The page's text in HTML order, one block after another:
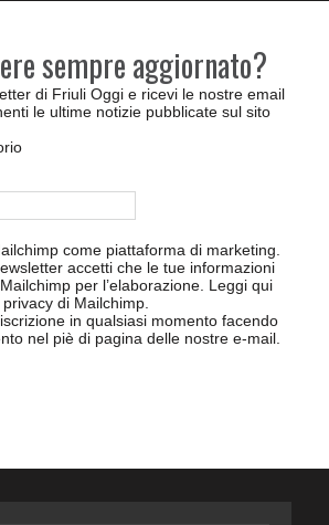
sempre aggiornato?
di Friuli Oggi e ricevi le nostre email
le ultime notizie pubblicate sul sito
come piattaforma di marketing.
accetti che le tue informazioni
per l’elaborazione. Leggi qui
privacy di Mailchimp.
in qualsiasi momento facendo
nel piè di pagina delle nostre e-mail.